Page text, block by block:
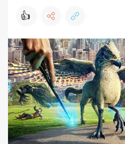
👍